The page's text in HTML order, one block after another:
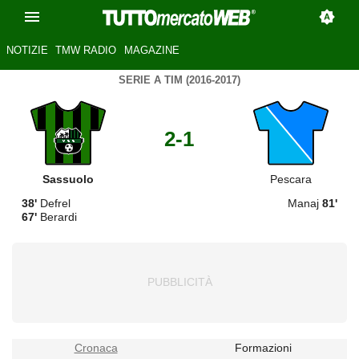
NOTIZIE TMW RADIO MAGAZINE
SERIE A TIM (2016-2017)
Sassuolo
2-1
Pescara
38' Defrel
67' Berardi
Manaj 81'
Cronaca Formazioni